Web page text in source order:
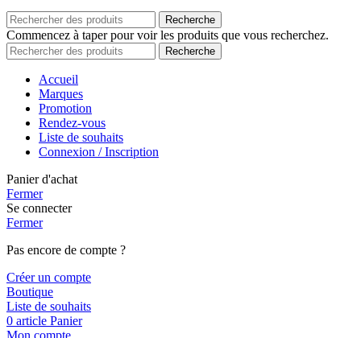
Recherche
Commencez à taper pour voir les produits que vous recherchez.
Recherche
Accueil
Marques
Promotion
Rendez-vous
Liste de souhaits
Connexion / Inscription
Panier d'achat
Fermer
Se connecter
Fermer
Pas encore de compte ?
Créer un compte
Boutique
Liste de souhaits
0 article Panier